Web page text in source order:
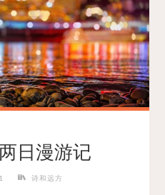
国
之
旅
–
西
洋
城"
日漫游记
诗和远方